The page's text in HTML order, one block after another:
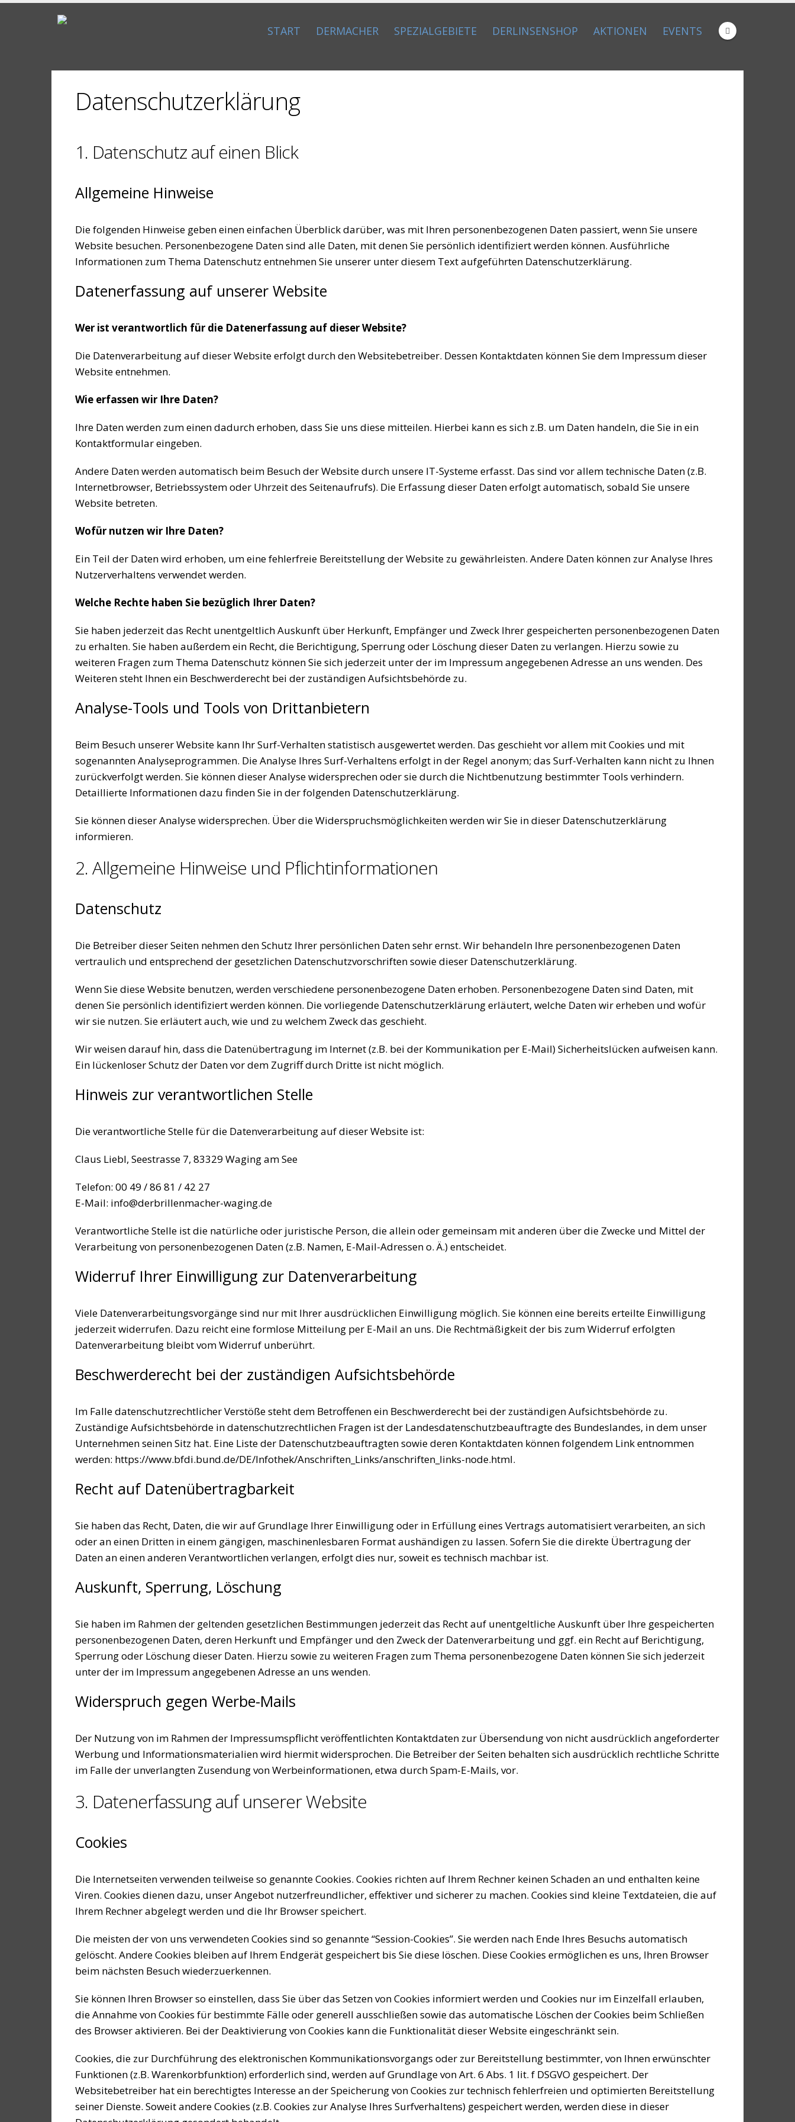
START DERMACHER SPEZIALGEBIETE DERLINSENSHOP AKTIONEN EVENTS
Datenschutzerklärung
1. Datenschutz auf einen Blick
Allgemeine Hinweise
Die folgenden Hinweise geben einen einfachen Überblick darüber, was mit Ihren personenbezogenen Daten passiert, wenn Sie unsere
Website besuchen. Personenbezogene Daten sind alle Daten, mit denen Sie persönlich identifiziert werden können. Ausführliche
Informationen zum Thema Datenschutz entnehmen Sie unserer unter diesem Text aufgeführten Datenschutzerklärung.
Datenerfassung auf unserer Website
Wer ist verantwortlich für die Datenerfassung auf dieser Website?
Die Datenverarbeitung auf dieser Website erfolgt durch den Websitebetreiber. Dessen Kontaktdaten können Sie dem Impressum dieser
Website entnehmen.
Wie erfassen wir Ihre Daten?
Ihre Daten werden zum einen dadurch erhoben, dass Sie uns diese mitteilen. Hierbei kann es sich z.B. um Daten handeln, die Sie in ein
Kontaktformular eingeben.
Andere Daten werden automatisch beim Besuch der Website durch unsere IT-Systeme erfasst. Das sind vor allem technische Daten (z.B.
Internetbrowser, Betriebssystem oder Uhrzeit des Seitenaufrufs). Die Erfassung dieser Daten erfolgt automatisch, sobald Sie unsere
Website betreten.
Wofür nutzen wir Ihre Daten?
Ein Teil der Daten wird erhoben, um eine fehlerfreie Bereitstellung der Website zu gewährleisten. Andere Daten können zur Analyse Ihres
Nutzerverhaltens verwendet werden.
Welche Rechte haben Sie bezüglich Ihrer Daten?
Sie haben jederzeit das Recht unentgeltlich Auskunft über Herkunft, Empfänger und Zweck Ihrer gespeicherten personenbezogenen Daten
zu erhalten. Sie haben außerdem ein Recht, die Berichtigung, Sperrung oder Löschung dieser Daten zu verlangen. Hierzu sowie zu
weiteren Fragen zum Thema Datenschutz können Sie sich jederzeit unter der im Impressum angegebenen Adresse an uns wenden. Des
Weiteren steht Ihnen ein Beschwerderecht bei der zuständigen Aufsichtsbehörde zu.
Analyse-Tools und Tools von Drittanbietern
Beim Besuch unserer Website kann Ihr Surf-Verhalten statistisch ausgewertet werden. Das geschieht vor allem mit Cookies und mit
sogenannten Analyseprogrammen. Die Analyse Ihres Surf-Verhaltens erfolgt in der Regel anonym; das Surf-Verhalten kann nicht zu Ihnen
zurückverfolgt werden. Sie können dieser Analyse widersprechen oder sie durch die Nichtbenutzung bestimmter Tools verhindern.
Detaillierte Informationen dazu finden Sie in der folgenden Datenschutzerklärung.
Sie können dieser Analyse widersprechen. Über die Widerspruchsmöglichkeiten werden wir Sie in dieser Datenschutzerklärung
informieren.
2. Allgemeine Hinweise und Pflichtinformationen
Datenschutz
Die Betreiber dieser Seiten nehmen den Schutz Ihrer persönlichen Daten sehr ernst. Wir behandeln Ihre personenbezogenen Daten
vertraulich und entsprechend der gesetzlichen Datenschutzvorschriften sowie dieser Datenschutzerklärung.
Wenn Sie diese Website benutzen, werden verschiedene personenbezogene Daten erhoben. Personenbezogene Daten sind Daten, mit
denen Sie persönlich identifiziert werden können. Die vorliegende Datenschutzerklärung erläutert, welche Daten wir erheben und wofür
wir sie nutzen. Sie erläutert auch, wie und zu welchem Zweck das geschieht.
Wir weisen darauf hin, dass die Datenübertragung im Internet (z.B. bei der Kommunikation per E-Mail) Sicherheitslücken aufweisen kann.
Ein lückenloser Schutz der Daten vor dem Zugriff durch Dritte ist nicht möglich.
Hinweis zur verantwortlichen Stelle
Die verantwortliche Stelle für die Datenverarbeitung auf dieser Website ist:
Claus Liebl, Seestrasse 7, 83329 Waging am See
Telefon: 00 49 / 86 81 / 42 27
E-Mail: info@derbrillenmacher-waging.de
Verantwortliche Stelle ist die natürliche oder juristische Person, die allein oder gemeinsam mit anderen über die Zwecke und Mittel der
Verarbeitung von personenbezogenen Daten (z.B. Namen, E-Mail-Adressen o. Ä.) entscheidet.
Widerruf Ihrer Einwilligung zur Datenverarbeitung
Viele Datenverarbeitungsvorgänge sind nur mit Ihrer ausdrücklichen Einwilligung möglich. Sie können eine bereits erteilte Einwilligung
jederzeit widerrufen. Dazu reicht eine formlose Mitteilung per E-Mail an uns. Die Rechtmäßigkeit der bis zum Widerruf erfolgten
Datenverarbeitung bleibt vom Widerruf unberührt.
Beschwerderecht bei der zuständigen Aufsichtsbehörde
Im Falle datenschutzrechtlicher Verstöße steht dem Betroffenen ein Beschwerderecht bei der zuständigen Aufsichtsbehörde zu.
Zuständige Aufsichtsbehörde in datenschutzrechtlichen Fragen ist der Landesdatenschutzbeauftragte des Bundeslandes, in dem unser
Unternehmen seinen Sitz hat. Eine Liste der Datenschutzbeauftragten sowie deren Kontaktdaten können folgendem Link entnommen
werden: https://www.bfdi.bund.de/DE/Infothek/Anschriften_Links/anschriften_links-node.html.
Recht auf Datenübertragbarkeit
Sie haben das Recht, Daten, die wir auf Grundlage Ihrer Einwilligung oder in Erfüllung eines Vertrags automatisiert verarbeiten, an sich
oder an einen Dritten in einem gängigen, maschinenlesbaren Format aushändigen zu lassen. Sofern Sie die direkte Übertragung der
Daten an einen anderen Verantwortlichen verlangen, erfolgt dies nur, soweit es technisch machbar ist.
Auskunft, Sperrung, Löschung
Sie haben im Rahmen der geltenden gesetzlichen Bestimmungen jederzeit das Recht auf unentgeltliche Auskunft über Ihre gespeicherten
personenbezogenen Daten, deren Herkunft und Empfänger und den Zweck der Datenverarbeitung und ggf. ein Recht auf Berichtigung,
Sperrung oder Löschung dieser Daten. Hierzu sowie zu weiteren Fragen zum Thema personenbezogene Daten können Sie sich jederzeit
unter der im Impressum angegebenen Adresse an uns wenden.
Widerspruch gegen Werbe-Mails
Der Nutzung von im Rahmen der Impressumspflicht veröffentlichten Kontaktdaten zur Übersendung von nicht ausdrücklich angeforderter
Werbung und Informationsmaterialien wird hiermit widersprochen. Die Betreiber der Seiten behalten sich ausdrücklich rechtliche Schritte
im Falle der unverlangten Zusendung von Werbeinformationen, etwa durch Spam-E-Mails, vor.
3. Datenerfassung auf unserer Website
Cookies
Die Internetseiten verwenden teilweise so genannte Cookies. Cookies richten auf Ihrem Rechner keinen Schaden an und enthalten keine
Viren. Cookies dienen dazu, unser Angebot nutzerfreundlicher, effektiver und sicherer zu machen. Cookies sind kleine Textdateien, die auf
Ihrem Rechner abgelegt werden und die Ihr Browser speichert.
Die meisten der von uns verwendeten Cookies sind so genannte “Session-Cookies”. Sie werden nach Ende Ihres Besuchs automatisch
gelöscht. Andere Cookies bleiben auf Ihrem Endgerät gespeichert bis Sie diese löschen. Diese Cookies ermöglichen es uns, Ihren Browser
beim nächsten Besuch wiederzuerkennen.
Sie können Ihren Browser so einstellen, dass Sie über das Setzen von Cookies informiert werden und Cookies nur im Einzelfall erlauben,
die Annahme von Cookies für bestimmte Fälle oder generell ausschließen sowie das automatische Löschen der Cookies beim Schließen
des Browser aktivieren. Bei der Deaktivierung von Cookies kann die Funktionalität dieser Website eingeschränkt sein.
Cookies, die zur Durchführung des elektronischen Kommunikationsvorgangs oder zur Bereitstellung bestimmter, von Ihnen erwünschter
Funktionen (z.B. Warenkorbfunktion) erforderlich sind, werden auf Grundlage von Art. 6 Abs. 1 lit. f DSGVO gespeichert. Der
Websitebetreiber hat ein berechtigtes Interesse an der Speicherung von Cookies zur technisch fehlerfreien und optimierten Bereitstellung
seiner Dienste. Soweit andere Cookies (z.B. Cookies zur Analyse Ihres Surfverhaltens) gespeichert werden, werden diese in dieser